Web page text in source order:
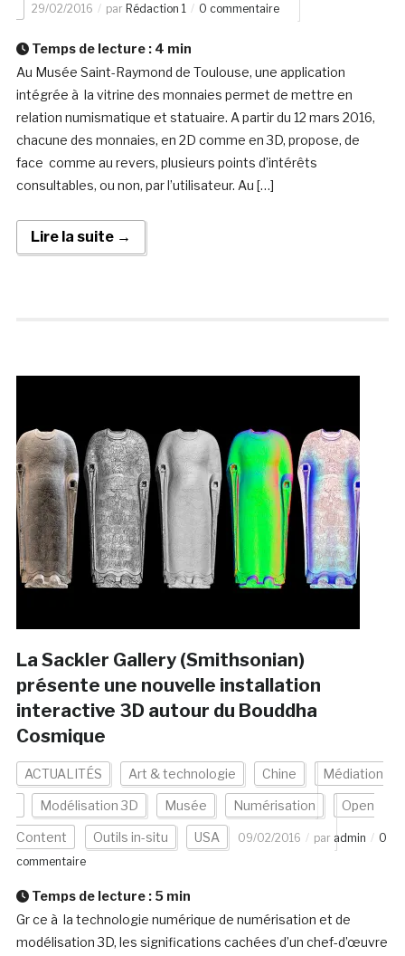
29/02/2016 par Rédaction 1 0 commentaire
Temps de lecture : 4 min
Au Musée Saint-Raymond de Toulouse, une application
intégrée à la vitrine des monnaies permet de mettre en
relation numismatique et statuaire. A partir du 12 mars 2016,
chacune des monnaies, en 2D comme en 3D, propose, de
face comme au revers, plusieurs points d’intérêts
consultables, ou non, par l’utilisateur. Au […]
Lire la suite →
La Sackler Gallery (Smithsonian)
présente une nouvelle installation
interactive 3D autour du Bouddha
Cosmique
ACTUALITÉS Art & technologie Chine Médiation
Modélisation 3D Musée Numérisation Open
Content Outils in-situ USA 09/02/2016 par admin
0
commentaire
Temps de lecture : 5 min
Gr ce à la technologie numérique de numérisation et de
modélisation 3D, les significations cachées d’un chef-d’œuvre